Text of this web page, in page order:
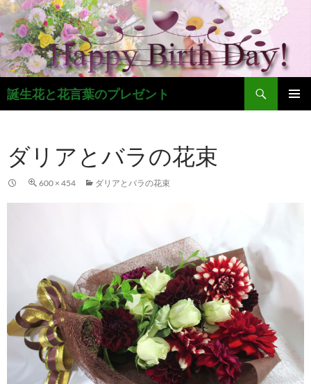
コ
ン
テ
ン
ツ
へ
ス
プ
誕生花と花言葉のプレゼント
検
索
ダリアとバラの花束
600 × 454 ダリアとバラの花束